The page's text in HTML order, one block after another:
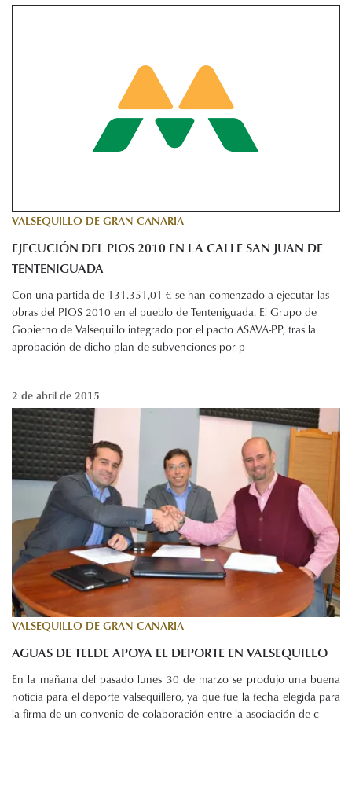
VALSEQUILLO DE GRAN CANARIA
EJECUCIÓN DEL PIOS 2010 EN LA CALLE SAN JUAN DE
TENTENIGUADA
Con una partida de 131.351,01 € se han comenzado a ejecutar las
obras del PIOS 2010 en el pueblo de Tenteniguada. El Grupo de
Gobierno de Valsequillo integrado por el pacto ASAVA-PP, tras la
aprobación de dicho plan de subvenciones por p
2 de abril de 2015
VALSEQUILLO DE GRAN CANARIA
AGUAS DE TELDE APOYA EL DEPORTE EN VALSEQUILLO
En la mañana del pasado lunes 30 de marzo se produjo una buena
noticia para el deporte valsequillero, ya que fue la fecha elegida para
la firma de un convenio de colaboración entre la asociación de c